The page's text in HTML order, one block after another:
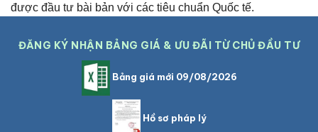
được đầu tư bài bản với các tiêu chuẩn Quốc tế.
ĐĂNG KÝ NHẬN BẢNG GIÁ & ƯU ĐÃI TỪ CHỦ ĐẦU TƯ
Bảng giá mới 09/08/2026
Hồ sơ pháp lý